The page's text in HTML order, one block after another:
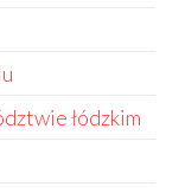
łódzkim